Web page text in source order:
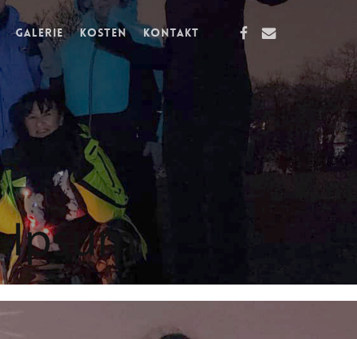
Galerie Kosten Kontakt facebook
email